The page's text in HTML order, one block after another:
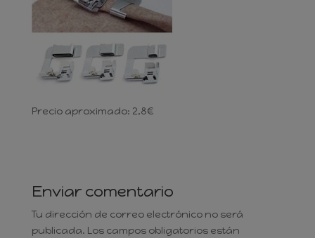
Precio aproximado: 2,8€
Enviar comentario
Tu dirección de correo electrónico no será
publicada. Los campos obligatorios están